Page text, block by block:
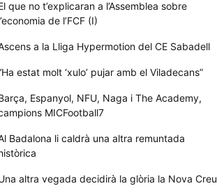
que no t’explicaran a l’Assemblea sobre
de l’FCF (I)
a la Lliga Hypermotion del CE Sabadell
estat molt ‘xulo’ pujar amb el Viladecans”
Espanyol, NFU, Naga i The Academy,
MICFootball7
Badalona li caldrà una altra remuntada
altra vegada decidirà la glòria la Nova Creu